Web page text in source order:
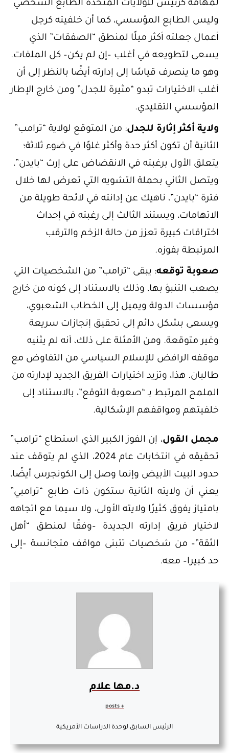
لمهامه كرئيس للولايات المتحدة الطابع الشخصي
وليس الطابع المؤسسي، كما أن خلفيته كرجل
أعمال جعلته أكثر ميلًا لمنطق “الصفقات” الذي
يسعى لتطويعه في أغلب –إن لم يكن– كل الملفات.
وهو ما ينصرف قياسًا إلى إدارته أيضًا بالنظر إلى أن
أغلب الاختيارات تبدو “مثيرة للجدل” ومن خارج الإطار
المؤسسي التقليدي.
ولاية أكثر إثارة للجدل: من المتوقع لولاية “ترامب”
الثانية أن تكون أكثر حدة وأكثر غلوًا في ضوء ثلاثة؛
يتعلق الأول برغبته في الانقضاض على إرث “بايدن”،
ويتصل الثاني بحملة التشويه التي تعرض لها خلال
فترة “بايدن”، ناهيك عن إدانته في لائحة طويلة من
الاتهامات، ويستند الثالث إلى رغبته في إحداث
اختراقات كبيرة تعزز من حالة الزخم والترقب
المرتبطة بفوزه.
صعوبة توقعه: يبقى “ترامب” من الشخصيات التي
يصعب التنبؤ بها، وذلك بالاستناد إلى كونه من خارج
مؤسسات الدولة ويميل إلى الخطاب الشعبوي،
ويسعى بشكل دائم إلى تحقيق إنجازات سريعة
وغير متوقعة. ومن الأمثلة على ذلك، أنه لم يثنيه
موقفه الرافض للإسلام السياسي من التفاوض مع
طالبان. هذا، وتزيد اختيارات الفريق الجديد لإدارته من
الملمح المرتبط بـ “صعوبة التوقع”، بالاستناد إلى
خلفيتهم ومواقفهم الإشكالية.
مجمل القول، إن الفوز الكبير الذي استطاع “ترامب”
تحقيقه في انتخابات عام 2024، الذي لم يتوقف عند
حدود البيت الأبيض وإنما وصل إلى الكونجرس أيضًا،
يعني أن ولايته الثانية ستكون ذات طابع “ترامبي”
بامتياز يفوق كثيرًا ولايته الأولى، ولا سيما مع اتجاهه
لاختيار فريق إدارته الجديدة –وفقًا لمنطق “أهل
الثقة”– من شخصيات تتبنى مواقف متجانسة –إلى
حد كبيرا– معه.
د.مها علام
الرئيس السابق لوحدة الدراسات الأمريكية